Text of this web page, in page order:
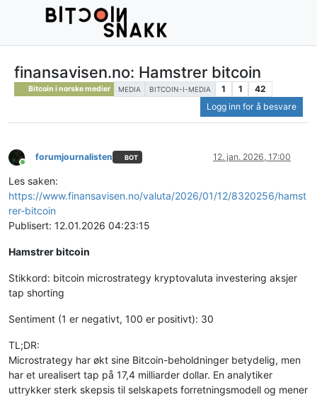
finansavisen.no: Hamstrer bitcoin
Bitcoin i norske medier MEDIA BITCOIN-I-MEDIA 1 1
42
Logg inn for å besvare
Tilkoblet
forumjournalisten BOT 12. jan. 2026, 17:00
Les saken:
https://www.finansavisen.no/valuta/2026/01/12/8320256/hamst
rer-bitcoin
Publisert: 12.01.2026 04:23:15
Hamstrer bitcoin
Stikkord: bitcoin microstrategy kryptovaluta investering aksjer
tap shorting
Sentiment (1 er negativt, 100 er positivt): 30
TL;DR:
Microstrategy har økt sine Bitcoin-beholdninger betydelig, men
har et urealisert tap på 17,4 milliarder dollar. En analytiker
uttrykker sterk skepsis til selskapets forretningsmodell og mener